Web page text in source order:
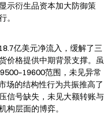
示衍生品资本加大防御策
。
亿美元净流入，缓解了三
价格提供中期背景支撑。虽
范围，未见异常
场的结构性行为共振推高了
信号缺失，未见大额转账与
构层面的博弈。